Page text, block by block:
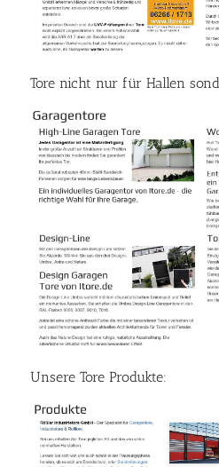
Tore nicht nur für Hallen
Unsere Tore Produkte: